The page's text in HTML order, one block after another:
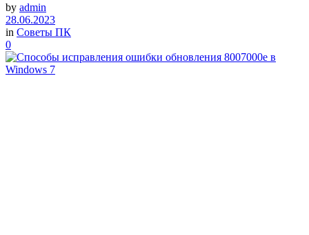
by admin
28.06.2023
in Советы ПК
0